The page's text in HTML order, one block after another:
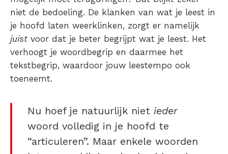
niet de bedoeling. De klanken van wat je leest in
je hoofd laten weerklinken, zorgt er namelijk
juist voor dat je beter begrijpt wat je leest. Het
verhoogt je woordbegrip en daarmee het
tekstbegrip, waardoor jouw leestempo ook
toeneemt.
Nu hoef je natuurlijk niet ieder
woord volledig in je hoofd te
“articuleren”. Maar enkele woorden